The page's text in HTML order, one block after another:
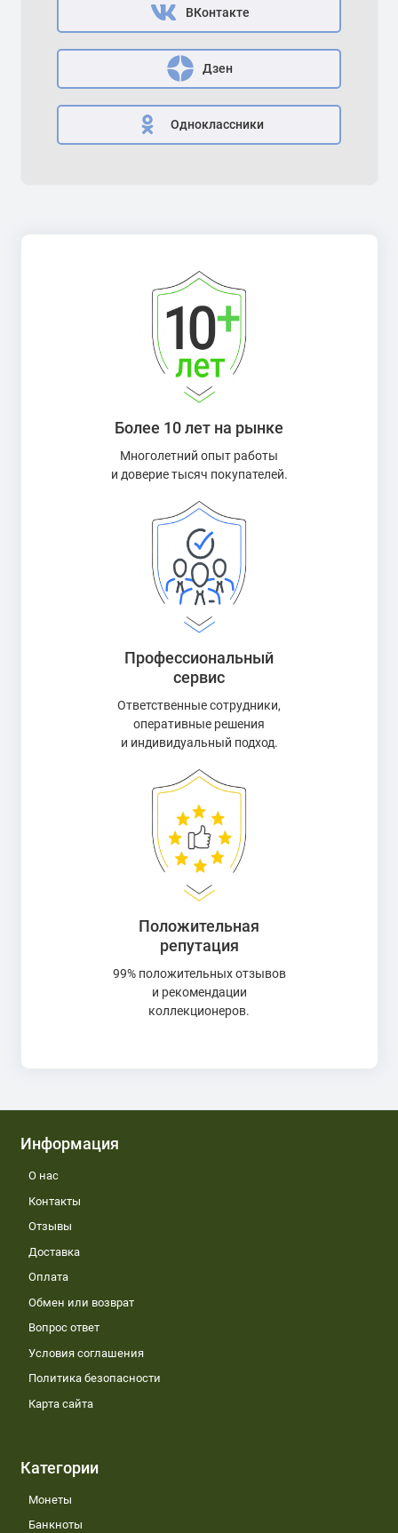
ВКонтакте
Дзен
Одноклассники
Более 10 лет на рынке
Многолетний опыт работы
и доверие тысяч покупателей.
Профессиональный
сервис
Ответственные сотрудники,
оперативные решения
и индивидуальный подход.
Положительная
репутация
99% положительных отзывов
и рекомендации
коллекционеров.
Информация
О нас
Контакты
Отзывы
Доставка
Оплата
Обмен или возврат
Вопрос ответ
Условия соглашения
Политика безопасности
Карта сайта
Категории
Монеты
Банкноты